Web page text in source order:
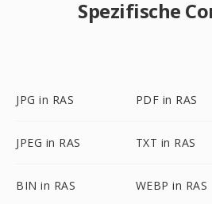
Spezifische
JPG in RAS PDF in RAS
JPEG in RAS TXT in RAS
BIN in RAS WEBP in RAS